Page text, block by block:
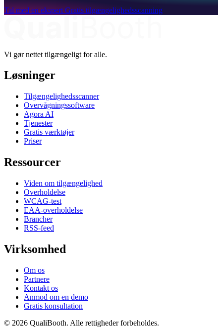
Tal med en ekspert Gratis tilgængelighedsscanning
Vi gør nettet tilgængeligt for alle.
Løsninger
Tilgængelighedsscanner
Overvågningssoftware
Agora AI
Tjenester
Gratis værktøjer
Priser
Ressourcer
Viden om tilgængelighed
Overholdelse
WCAG-test
EAA-overholdelse
Brancher
RSS-feed
Virksomhed
Om os
Partnere
Kontakt os
Anmod om en demo
Gratis konsultation
© 2026 QualiBooth. Alle rettigheder forbeholdes.